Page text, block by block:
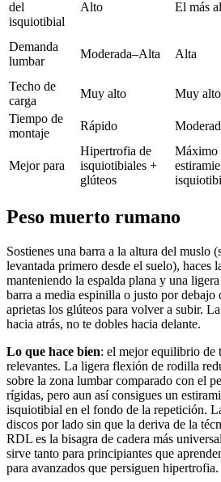
del
isquiotibial
Alto El más
Demanda
lumbar
Moderada–Alta Alta
Techo de
carga
Muy alto Muy alto
Tiempo de
montaje
Rápido
Mejor para
Hipertrofia de
isquiotibiales +
glúteos
Máximo
Peso muerto rumano
Sostienes una barra a la altura del muslo
levantada primero desde el suelo), haces
manteniendo la espalda plana y una
barra a media espinilla o justo por
aprietas los glúteos para volver a subir.
hacia atrás, no te dobles hacia delante.
Lo que hace bien: el mejor equilibrio de
relevantes. La ligera flexión de rodilla
sobre la zona lumbar comparado con el
rígidas, pero aun así consigues un
isquiotibial en el fondo de la repetición.
discos por lado sin que la deriva de la
RDL es la bisagra de cadera más
sirve tanto para principiantes que
para avanzados que persiguen hipertrofia.